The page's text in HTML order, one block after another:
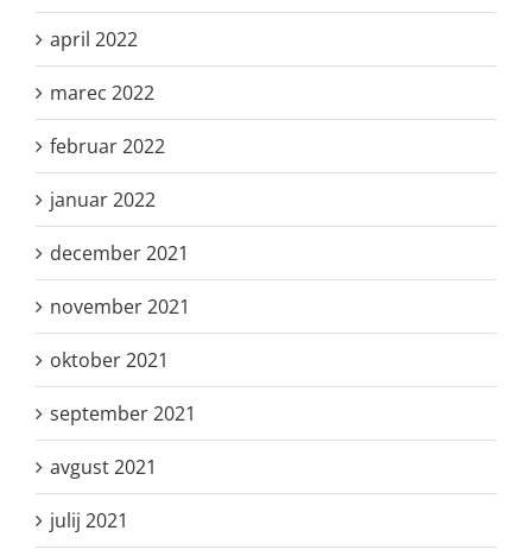
april 2022
marec 2022
februar 2022
januar 2022
december 2021
november 2021
oktober 2021
september 2021
avgust 2021
julij 2021